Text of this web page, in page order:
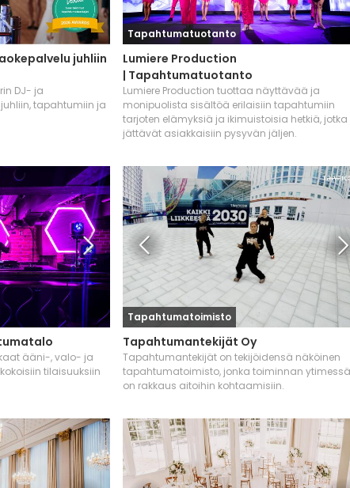
juhliin
DJ- ja
tapahtumiin ja
Tapahtumatuotanto
Lumiere Production
| Tapahtumatuotanto
Lumiere Production tuottaa näyttävää ja
monipuolista sisältöä erilaisiin tapahtumiin
tarjoten elämyksiä ja ikimuistoisia hetkiä, jotka
jättävät asiakkaisiin pysyvän jäljen.
ääni-, valo- ja
tilaisuuksiin
Tapahtumatoimisto
Tapahtumantekijät Oy
Tapahtumantekijät on tekijöidensä näköinen
tapahtumatoimisto, jonka toiminnan ytimessä
on rakkaus aitoihin kohtaamisiin.